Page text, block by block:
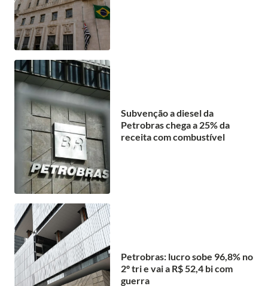
Subvenção a diesel da
Petrobras chega a 25% da
receita com combustível
Petrobras: lucro sobe 96,8% no
2º tri e vai a R$ 52,4 bi com
guerra